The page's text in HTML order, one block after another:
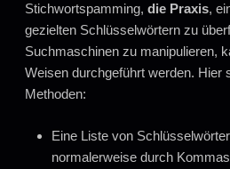
Stichwortspamming, die Praxis,
gezielten Schlüsselwörtern zu
Suchmaschinen zu manipulieren,
Weisen durchgeführt werden. Hier
Methoden:
Eine Liste von
normalerweise durch